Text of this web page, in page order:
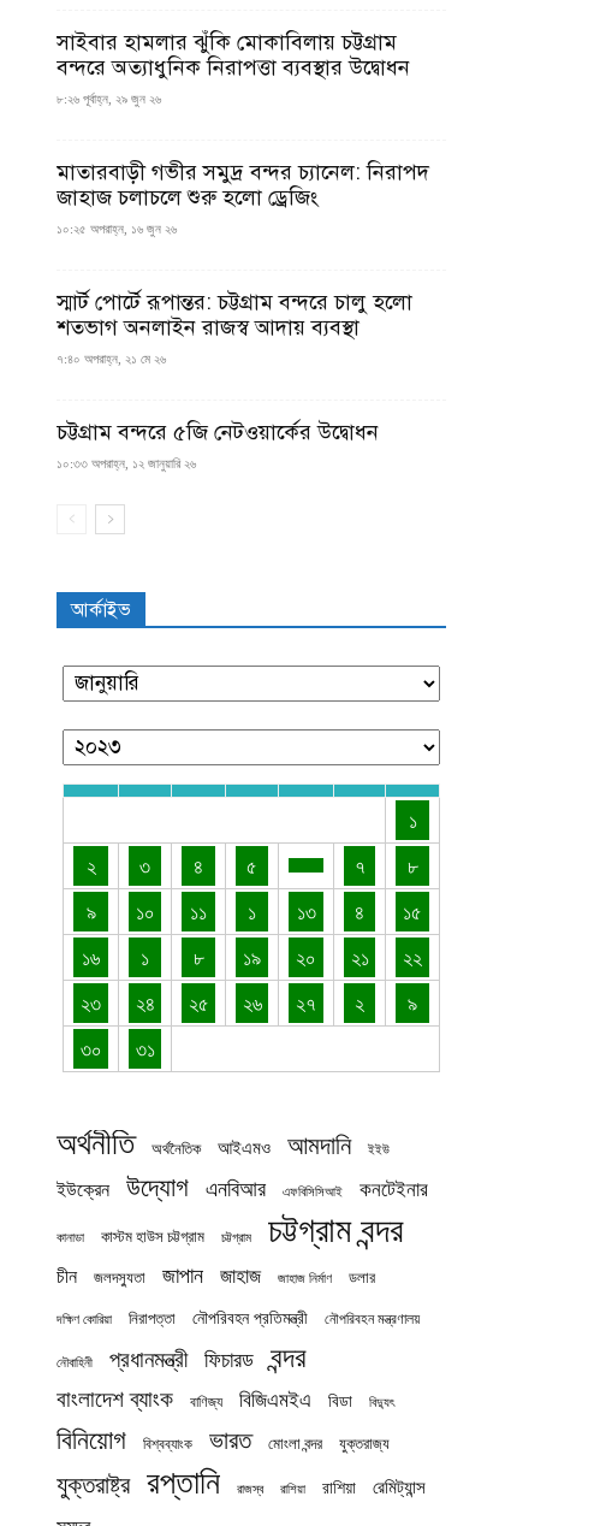
সাইবার হামলার ঝুঁকি মোকাবিলায় চট্টগ্রাম
বন্দরে অত্যাধুনিক নিরাপত্তা ব্যবস্থার উদ্বোধন
৮:২৬ পূর্বাহ্ন, ২৯ জুন ২৬
মাতারবাড়ী গভীর সমুদ্র বন্দর চ্যানেল: নিরাপদ
জাহাজ চলাচলে শুরু হলো ড্রেজিং
১০:২৫ অপরাহ্ন, ১৬ জুন ২৬
স্মার্ট পোর্টে রূপান্তর: চট্টগ্রাম বন্দরে চালু হলো
শতভাগ অনলাইন রাজস্ব আদায় ব্যবস্থা
৭:৪০ অপরাহ্ন, ২১ মে ২৬
চট্টগ্রাম বন্দরে ৫জি নেটওয়ার্কের উদ্বোধন
১০:৩৩ অপরাহ্ন, ১২ জানুয়ারি ২৬
আর্কাইভ
১
২
৩ ৪ ৫ ৭
৮
৯
১০ ১১ ১ ১৩ ৪
১৫
১৬
১ ৮ ১৯ ২০ ২১
২২
২৩
২৪ ২৫ ২৬ ২৭ ২
৯
৩০
৩১
অর্থনীতি অর্থনৈতিক আইএমও আমদানি ইইউ
ইউক্রেন উদ্যোগ এনবিআর এফবিসিসিআই কনটেইনার
কানাডা কাস্টম হাউস চট্টগ্রাম চট্টগ্রাম চট্টগ্রাম বন্দর
চীন জলদস্যুতা জাপান জাহাজ জাহাজ নির্মাণ ডলার
দক্ষিণ কোরিয়া নিরাপত্তা নৌপরিবহন প্রতিমন্ত্রী নৌপরিবহন মন্ত্রণালয়
নৌবাহিনী প্রধানমন্ত্রী ফিচারড বন্দর
বাংলাদেশ ব্যাংক বাণিজ্য বিজিএমইএ বিডা বিদ্যুৎ
বিনিয়োগ বিশ্বব্যাংক ভারত মোংলা বন্দর যুক্তরাজ্য
যুক্তরাষ্ট্র রপ্তানি রাজস্ব রাশিয়া রাশিয়া রেমিট্যান্স